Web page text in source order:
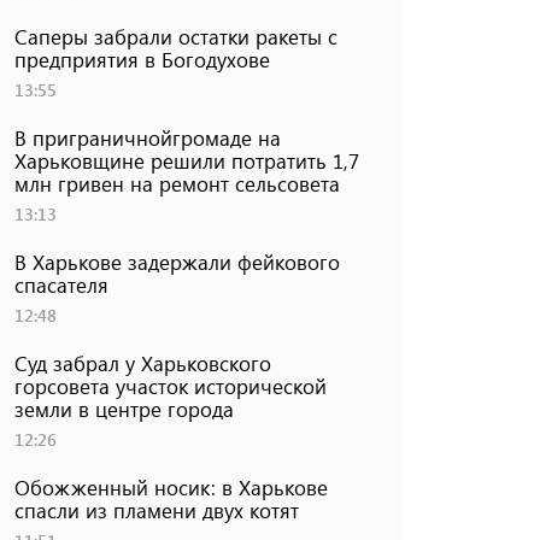
Саперы забрали остатки ракеты с
предприятия в Богодухове
13:55
В приграничнойгромаде на
Харьковщине решили потратить 1,7
млн ​​гривен на ремонт сельсовета
13:13
В Харькове задержали фейкового
спасателя
12:48
Суд забрал у Харьковского
горсовета участок исторической
земли в центре города
12:26
Обожженный носик: в Харькове
спасли из пламени двух котят